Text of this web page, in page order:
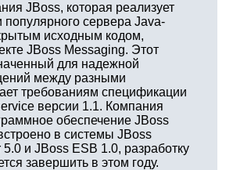
JBoss, которая реализует
популярного сервера Java-
исходным кодом,
JBoss Messaging. Этот
для надежной
между разными
требованиям спецификации
версии 1.1. Компания
обеспечение JBoss
в системы JBoss
и JBoss ESB 1.0, разработку
завершить в этом году.